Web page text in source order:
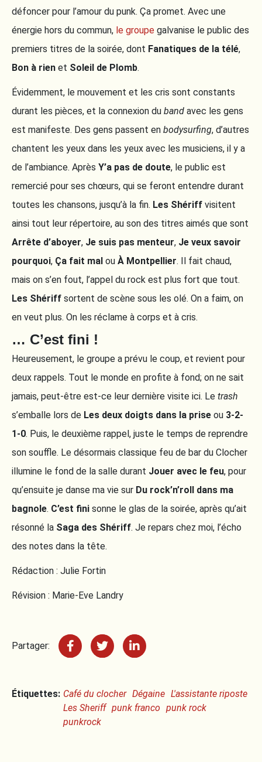
défoncer pour l’amour du punk. Ça promet. Avec une
énergie hors du commun, le groupe galvanise le public des
premiers titres de la soirée, dont Fanatiques de la télé,
Bon à rien et Soleil de Plomb.
Évidemment, le mouvement et les cris sont constants
durant les pièces, et la connexion du band avec les gens
est manifeste. Des gens passent en bodysurfing, d’autres
chantent les yeux dans les yeux avec les musiciens, il y a
de l’ambiance. Après Y’a pas de doute, le public est
remercié pour ses chœurs, qui se feront entendre durant
toutes les chansons, jusqu’à la fin. Les Shériff visitent
ainsi tout leur répertoire, au son des titres aimés que sont
Arrête d’aboyer, Je suis pas menteur, Je veux savoir
pourquoi, Ça fait mal ou À Montpellier. Il fait chaud,
mais on s’en fout, l’appel du rock est plus fort que tout.
Les Shériff sortent de scène sous les olé. On a faim, on
en veut plus. On les réclame à corps et à cris.
… C’est fini !
Heureusement, le groupe a prévu le coup, et revient pour
deux rappels. Tout le monde en profite à fond; on ne sait
jamais, peut-être est-ce leur dernière visite ici. Le trash
s’emballe lors de Les deux doigts dans la prise ou 3-2-
1-0. Puis, le deuxième rappel, juste le temps de reprendre
son souffle. Le désormais classique feu de bar du Clocher
illumine le fond de la salle durant Jouer avec le feu, pour
qu’ensuite je danse ma vie sur Du rock’n’roll dans ma
bagnole. C’est fini sonne le glas de la soirée, après qu’ait
résonné la Saga des Shériff. Je repars chez moi, l’écho
des notes dans la tête.
Rédaction : Julie Fortin
Révision : Marie-Eve Landry
Partager:
Étiquettes: Café du clocher Dégaine L'assistante riposte
Les Sheriff punk franco punk rock
punkrock